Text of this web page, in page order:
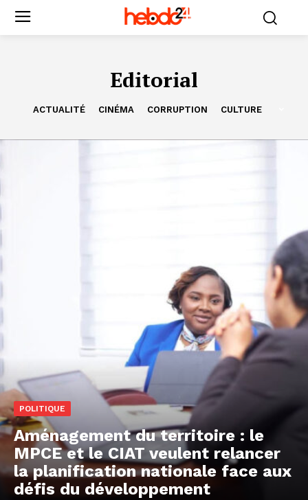
Editorial
ACTUALITÉ CINÉMA CORRUPTION CULTURE
POLITIQUE
Aménagement du territoire : le
MPCE et le CIAT veulent relancer
la planification nationale face aux
défis du développement